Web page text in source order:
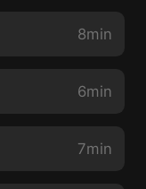
8min
6min
7min